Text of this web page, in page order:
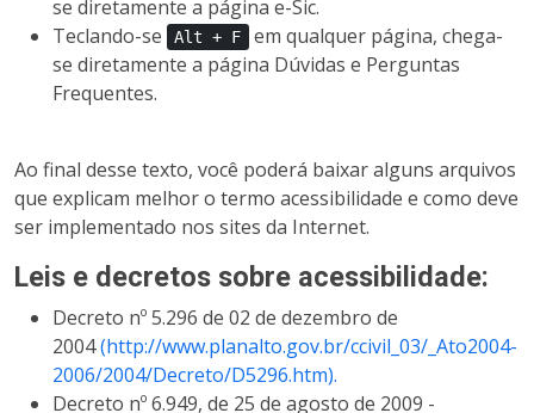
se diretamente a página e-Sic.
Teclando-se
Alt + F em qualquer página, chega-
se diretamente a página Dúvidas e Perguntas
Frequentes.
Ao final desse texto, você poderá baixar alguns arquivos
que explicam melhor o termo acessibilidade e como deve
ser implementado nos sites da Internet.
Leis e decretos sobre acessibilidade:
Decreto nº 5.296 de 02 de dezembro de
2004(http://www.planalto.gov.br/ccivil_03/_Ato2004-
2006/2004/Decreto/D5296.htm).
Decreto nº 6.949, de 25 de agosto de 2009 -